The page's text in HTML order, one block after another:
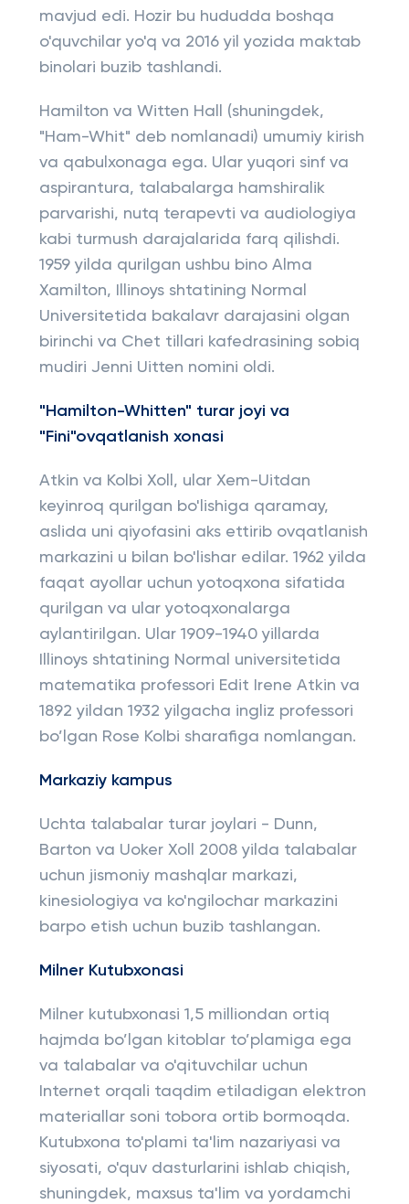
mavjud edi. Hozir bu hududda boshqa
o'quvchilar yo'q va 2016 yil yozida maktab
binolari buzib tashlandi.
Hamilton va Witten Hall (shuningdek,
"Ham-Whit" deb nomlanadi) umumiy kirish
va qabulxonaga ega. Ular yuqori sinf va
aspirantura, talabalarga hamshiralik
parvarishi, nutq terapevti va audiologiya
kabi turmush darajalarida farq qilishdi.
1959 yilda qurilgan ushbu bino Alma
Xamilton, Illinoys shtatining Normal
Universitetida bakalavr darajasini olgan
birinchi va Chet tillari kafedrasining sobiq
mudiri Jenni Uitten nomini oldi.
"Hamilton-Whitten" turar joyi va
"Fini"ovqatlanish xonasi
Atkin va Kolbi Xoll, ular Xem-Uitdan
keyinroq qurilgan bo'lishiga qaramay,
aslida uni qiyofasini aks ettirib ovqatlanish
markazini u bilan bo'lishar edilar. 1962 yilda
faqat ayollar uchun yotoqxona sifatida
qurilgan va ular yotoqxonalarga
aylantirilgan. Ular 1909-1940 yillarda
Illinoys shtatining Normal universitetida
matematika professori Edit Irene Atkin va
1892 yildan 1932 yilgacha ingliz professori
bo’lgan Rose Kolbi sharafiga nomlangan.
Markaziy kampus
Uchta talabalar turar joylari - Dunn,
Barton va Uoker Xoll 2008 yilda talabalar
uchun jismoniy mashqlar markazi,
kinesiologiya va ko'ngilochar markazini
barpo etish uchun buzib tashlangan.
Milner Kutubxonasi
Milner kutubxonasi 1,5 milliondan ortiq
hajmda bo’lgan kitoblar to’plamiga ega
va talabalar va o'qituvchilar uchun
Internet orqali taqdim etiladigan elektron
materiallar soni tobora ortib bormoqda.
Kutubxona to'plami ta'lim nazariyasi va
siyosati, o'quv dasturlarini ishlab chiqish,
shuningdek, maxsus ta'lim va yordamchi